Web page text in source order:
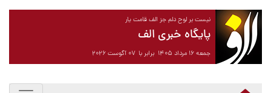
نیست بر لوح دلم جز الف قامت یار
پایگاه خبری الف
جمعه ۱۶ مرداد ۱۴۰۵ برابر با ۰۷ آگوست ۲۰۲۶